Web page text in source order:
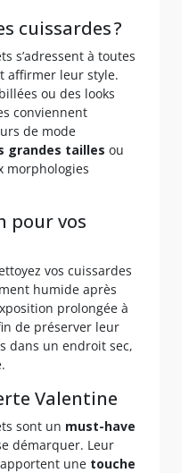
cuissardes ?
s’adressent à toutes
affirmer leur style.
ou des looks
conviennent
de mode
grandes tailles ou
morphologies
pour vos
vos cuissardes
humide après
prolongée à
de préserver leur
dans un endroit sec,
Valentine
sont un must-have
démarquer. Leur
une touche